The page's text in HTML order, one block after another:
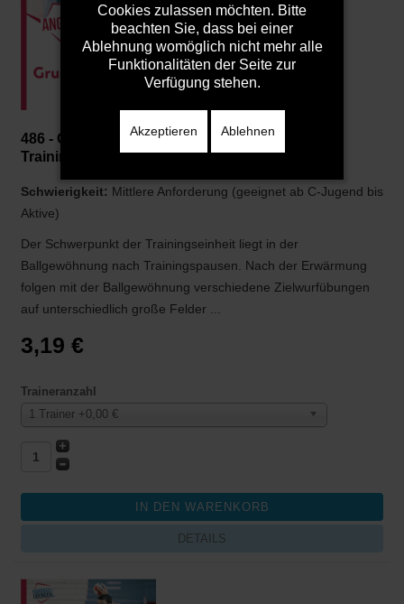
486 - Grundlagentraining: Ballgewöhnung nach
Trainingspausen
Schwierigkeit: Mittlere Anforderung (geeignet ab C-Jugend bis
Aktive)
Der Schwerpunkt der Trainingseinheit liegt in der
Ballgewöhnung nach Trainingspausen. Nach der Erwärmung
folgen mit der Ballgewöhnung verschiedene Zielwurfübungen
auf unterschiedlich große Felder ...
3,19 €
Traineranzahl
1 Trainer +0,00 €
DETAILS
Cookies zulassen möchten. Bitte
beachten Sie, dass bei einer
Ablehnung womöglich nicht mehr alle
Funktionalitäten der Seite zur
Verfügung stehen.
Akzeptieren Ablehnen